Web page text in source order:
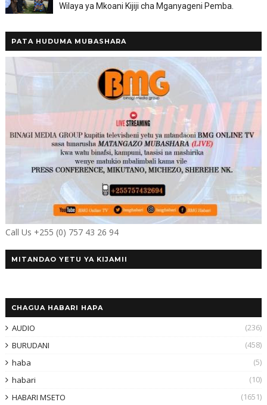
Wilaya ya Mkoani Kijiji cha Mganyageni Pemba.
PATA HUDUMA MUBASHARA
Call Us +255 (0) 757 43 26 94
MITANDAO YETU YA KIJAMII
CHAGUA HABARI HAPA
AUDIO
(236)
BURUDANI
(458)
haba
(5)
habari
(10)
HABARI MSETO
(1651)